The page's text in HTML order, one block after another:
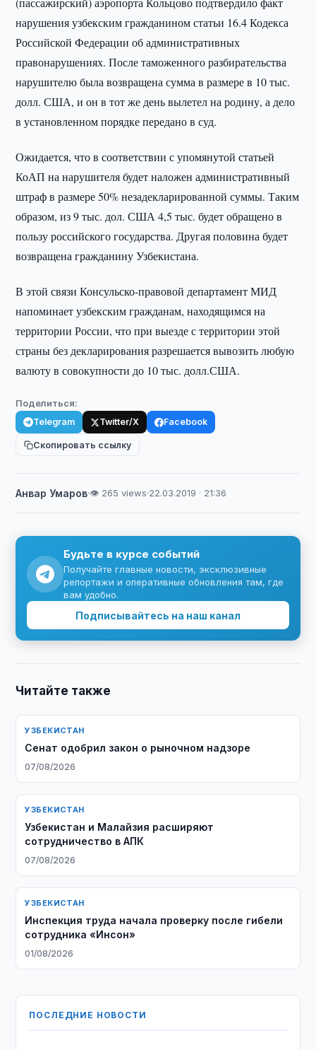
нарушения узбекским гражданином статьи 16.4 Кодекса
Российской Федерации об административных
правонарушениях. После таможенного разбирательства
нарушителю была возвращена сумма в размере в 10 тыс.
долл. США, и он в тот же день вылетел на родину, а дело
в установленном порядке передано в суд.
Ожидается, что в соответствии с упомянутой статьей
КоАП на нарушителя будет наложен административный
штраф в размере 50% незадекларированной суммы. Таким
образом, из 9 тыс. дол. США 4,5 тыс. будет обращено в
пользу российского государства. Другая половина будет
возвращена гражданину Узбекистана.
В этой связи Консульско-правовой департамент МИД
напоминает узбекским гражданам, находящимся на
территории России, что при выезде с территории этой
страны без декларирования разрешается вывозить любую
валюту в совокупности до 10 тыс. долл.США.
Поделиться:
Telegram Twitter/X Facebook
Скопировать ссылку
Анвар Умаров·👁 265 views·22.03.2019 · 21:36
Будьте в курсе событий
Получайте главные новости, эксклюзивные
репортажи и оперативные обновления там, где
вам удобно.
Подписывайтесь на наш канал
Читайте также
УЗБЕКИСТАН
Сенат одобрил закон о рыночном надзоре
07/08/2026
УЗБЕКИСТАН
Узбекистан и Малайзия расширяют
сотрудничество в АПК
07/08/2026
УЗБЕКИСТАН
Инспекция труда начала проверку после гибели
сотрудника «Инсон»
01/08/2026
ПОСЛЕДНИЕ НОВОСТИ